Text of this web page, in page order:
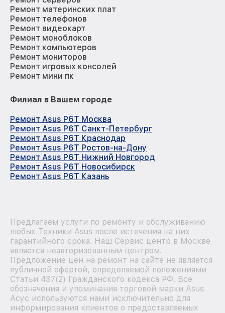
Ремонт материнских плат
Ремонт телефонов
Ремонт видеокарт
Ремонт моноблоков
Ремонт компьютеров
Ремонт мониторов
Ремонт игровых консолей
Ремонт мини пк
Филиал в Вашем городе
Ремонт Asus P6T Москва
Ремонт Asus P6T Санкт-Петербург
Ремонт Asus P6T Краснодар
Ремонт Asus P6T Ростов-на-Дону
Ремонт Asus P6T Нижний Новгород
Ремонт Asus P6T Новосибирск
Ремонт Asus P6T Казань
Предлагаем услуги по ремонту и обслуживанию
любых Техники Asus после истечения на них
гарантийного срока. Наш Сервис центр в Москве
является неавторизованным центром.
Предложение цен на ремонт на сайте не является
публичной офертой, определяемой положениями
Статьи 437(2) Гражданского кодекса РФ. Все
обозначения и упоминания торговой марки Asus
Асус используются нами исключительно для
информирования клиентов о предоставляемых